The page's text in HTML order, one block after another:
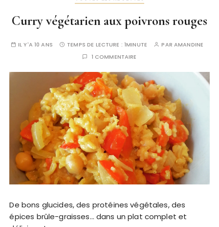
Curry végétarien aux poivrons rouges
IL Y'A 10 ANS TEMPS DE LECTURE :1MINUTE PARAMANDINE
1 COMMENTAIRE
De bons glucides, des protéines végétales, des
épices brûle-graisses… dans un plat complet et